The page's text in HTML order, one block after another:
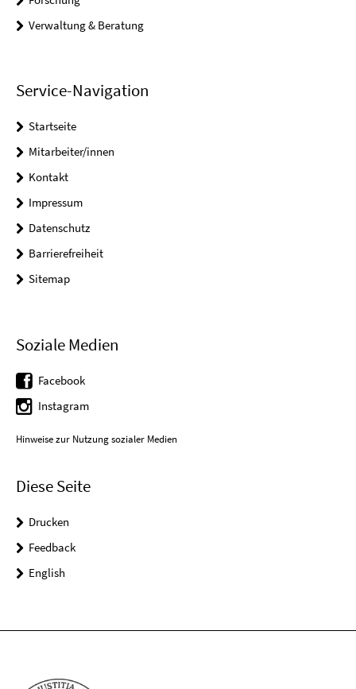
Verwaltung & Beratung
Service-Navigation
Startseite
Mitarbeiter/innen
Kontakt
Impressum
Datenschutz
Barrierefreiheit
Sitemap
Soziale Medien
Facebook
Instagram
Hinweise zur Nutzung sozialer Medien
Diese Seite
Drucken
Feedback
English